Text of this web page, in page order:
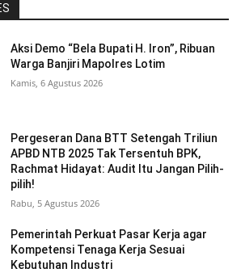
Aksi Demo “Bela Bupati H. Iron”, Ribuan
Warga Banjiri Mapolres Lotim
Kamis, 6 Agustus 2026
Pergeseran Dana BTT Setengah Triliun
APBD NTB 2025 Tak Tersentuh BPK,
Rachmat Hidayat: Audit Itu Jangan Pilih-
pilih!
Rabu, 5 Agustus 2026
Pemerintah Perkuat Pasar Kerja agar
Kompetensi Tenaga Kerja Sesuai
Kebutuhan Industri